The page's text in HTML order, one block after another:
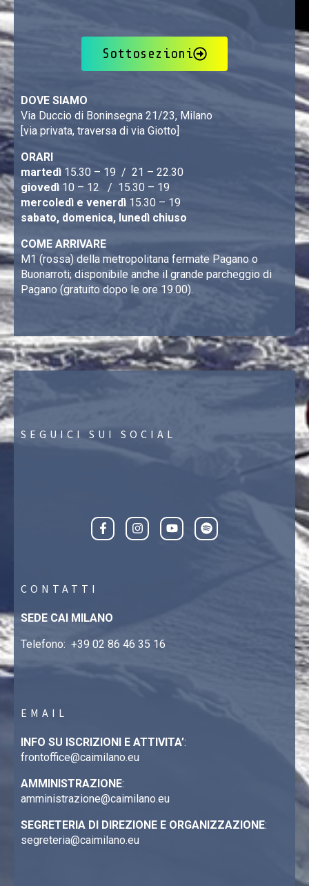
Sottosezioni
DOVE SIAMO
Via Duccio di Boninsegna 21/23, Milano
[via privata, traversa di via Giotto]
ORARI
martedì 15.30 – 19 / 21 – 22.30
giovedì 10 – 12 / 15.30 – 19
mercoledì e venerdì 15.30 – 19
sabato, domenica, lunedì chiuso
COME ARRIVARE
M1 (rossa) della metropolitana fermate Pagano o
Buonarroti; disponibile anche il grande parcheggio di
Pagano (gratuito dopo le ore 19.00).
SEGUICI SUI SOCIAL
CONTATTI
SEDE CAI MILANO
Telefono: +39 02 86 46 35 16
EMAIL
INFO SU ISCRIZIONI E ATTIVITA’:
frontoffice@caimilano.eu
AMMINISTRAZIONE:
amministrazione@caimilano.eu
SEGRETERIA DI DIREZIONE E ORGANIZZAZIONE:
segreteria@caimilano.eu